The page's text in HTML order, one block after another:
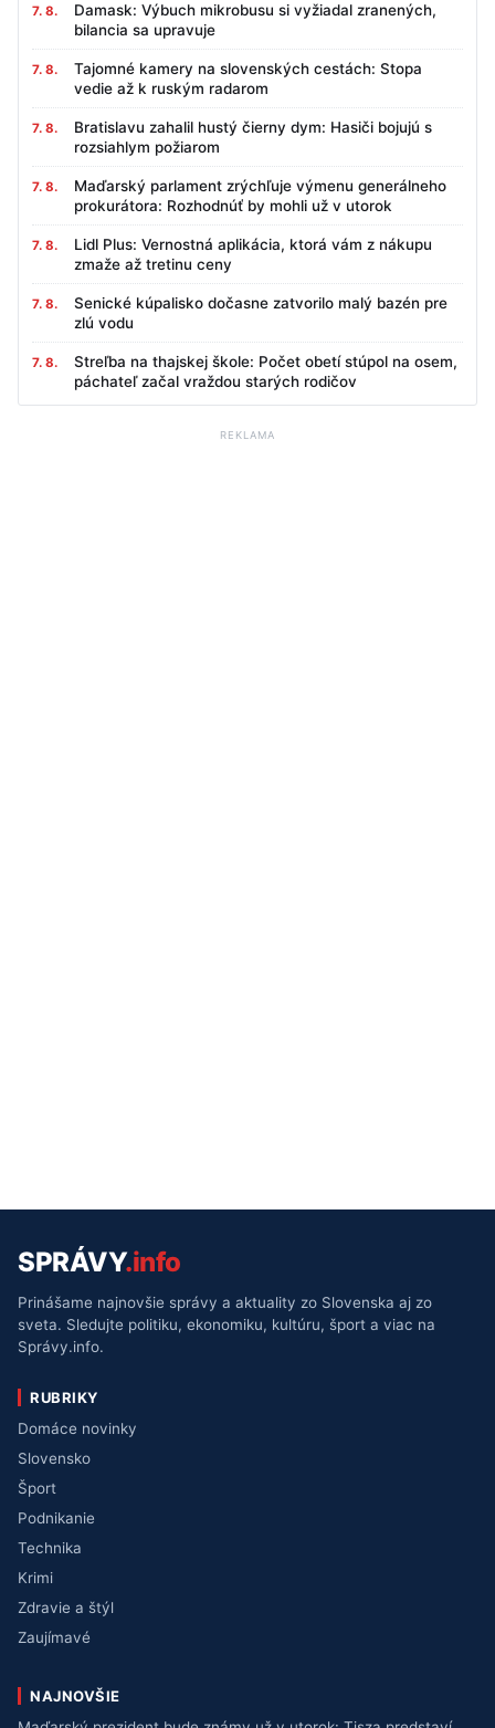
7. 8.
Damask: Výbuch mikrobusu si vyžiadal zranených,
bilancia sa upravuje
7. 8.
Tajomné kamery na slovenských cestách: Stopa
vedie až k ruským radarom
7. 8.
Bratislavu zahalil hustý čierny dym: Hasiči bojujú s
rozsiahlym požiarom
7. 8.
Maďarský parlament zrýchľuje výmenu generálneho
prokurátora: Rozhodnúť by mohli už v utorok
7. 8.
Lidl Plus: Vernostná aplikácia, ktorá vám z nákupu
zmaže až tretinu ceny
7. 8.
Senické kúpalisko dočasne zatvorilo malý bazén pre
zlú vodu
7. 8.
Streľba na thajskej škole: Počet obetí stúpol na osem,
páchateľ začal vraždou starých rodičov
REKLAMA
SPRÁVY.info
Prinášame najnovšie správy a aktuality zo Slovenska aj zo
sveta. Sledujte politiku, ekonomiku, kultúru, šport a viac na
Správy.info.
RUBRIKY
Domáce novinky
Slovensko
Šport
Podnikanie
Technika
Krimi
Zdravie a štýl
Zaujímavé
NAJNOVŠIE